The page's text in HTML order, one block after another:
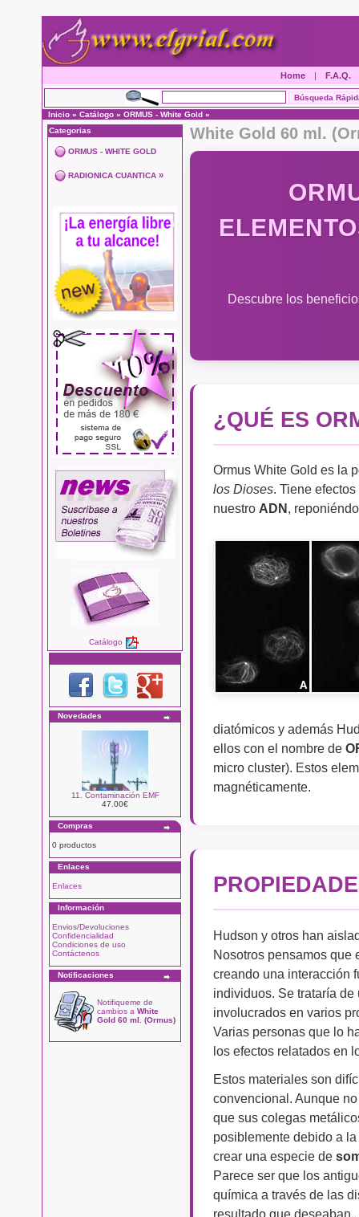
Home | F.A.Q.
Inicio » Catálogo » ORMUS - White Gold »
Categorias
ORMUS - WHITE GOLD
RADIONICA CUANTICA »
Catálogo
Novedades
11. Contaminación EMF
47.00€
Compras
0 productos
Enlaces
Enlaces
Información
Envios/Devoluciones
Confidencialidad
Condiciones de uso
Contáctenos
Notificaciones
Notifiqueme de
cambios a White
Gold 60 ml. (Ormus)
White Gold 60 ml.
Descubre los
¿QUÉ ES
Ormus White Gold es la
los Dioses. Tiene
nuestro ADN,
diatómicos y además
ellos con el nombre de
micro cluster). Estos
magnéticamente.
Hudson y otros han
Nosotros pensamos que
creando una interacción
individuos. Se trataría
involucrados en varios
Varias personas que lo
los efectos relatados en
Estos materiales son
convencional. Aunque
que sus colegas
posiblemente debido a
crear una especie de
Parece ser que los
química a través de las
resultado que deseaban.